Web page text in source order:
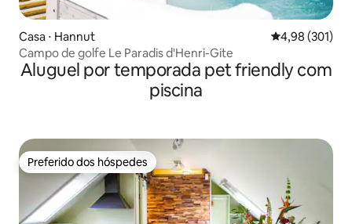
Casa ⋅ Hannut 4,98 de uma
4,98 (301)
Campo de golfe Le Paradis d'Henri-Gite
Aluguel por temporada pet friendly com
piscina
Preferido dos hóspedes
Preferido dos hóspedes